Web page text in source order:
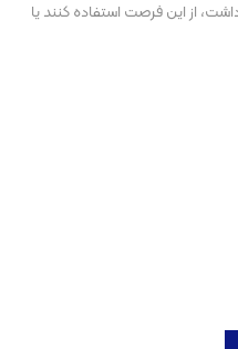
از این فرصت استفاده کنند یا